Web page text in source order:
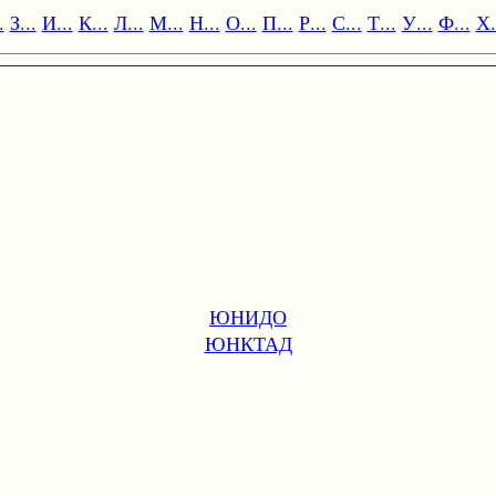
З... И... К... Л... М... Н... О... П... Р... С... Т... У... Ф...
ЮНИДО
ЮНКТАД